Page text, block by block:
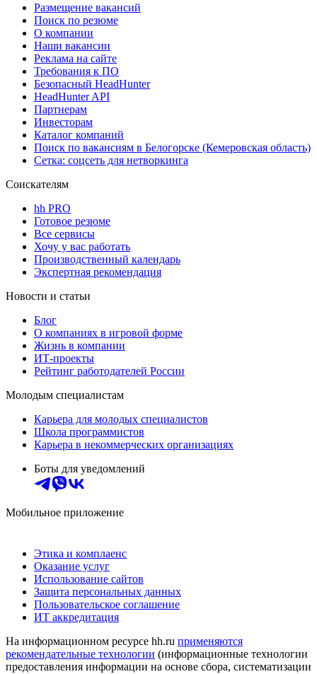
Размещение вакансий
Поиск по резюме
О компании
Наши вакансии
Реклама на сайте
Требования к ПО
Безопасный HeadHunter
HeadHunter API
Партнерам
Инвесторам
Каталог компаний
Поиск по вакансиям в Белогорске (Кемеровская область)
Сетка: соцсеть для нетворкинга
Соискателям
hh PRO
Готовое резюме
Все сервисы
Хочу у вас работать
Производственный календарь
Экспертная рекомендация
Новости и статьи
Блог
О компаниях в игровой форме
Жизнь в компании
ИТ-проекты
Рейтинг работодателей России
Молодым специалистам
Карьера для молодых специалистов
Школа программистов
Карьера в некоммерческих организациях
Боты для уведомлений
Мобильное приложение
Этика и комплаенс
Оказание услуг
Использование сайтов
Защита персональных данных
Пользовательское соглашение
ИТ аккредитация
На информационном ресурсе hh.ru применяются
рекомендательные технологии (информационные технологии
предоставления информации на основе сбора, систематизации